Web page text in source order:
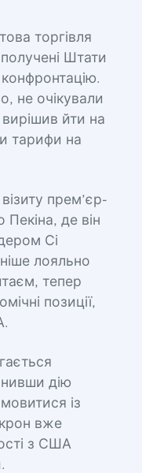
торгівля
Штати
не очікували
вирішив йти на
тарифи на
прем’єр-
Пекіна, де він
Сі
лояльно
тепер
позиції,
дію
із
вже
з США